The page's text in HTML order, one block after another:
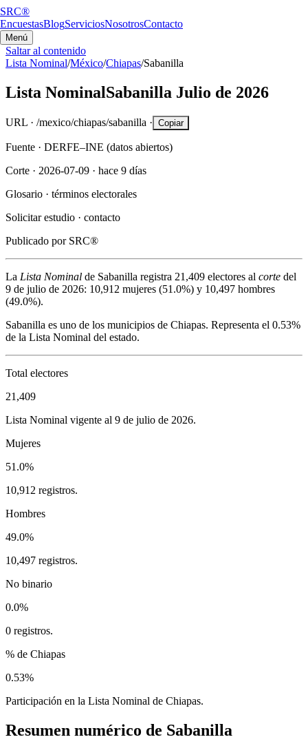
SRC®
EncuestasBlogServiciosNosotrosContacto
Menú
Saltar al contenido
Lista Nominal/México/Chiapas/Sabanilla
Lista NominalSabanilla Julio de 2026
URL · /mexico/chiapas/sabanilla · Copiar
Fuente · DERFE–INE (datos abiertos)
Corte · 2026-07-09 · hace 9 días
Glosario · términos electorales
Solicitar estudio · contacto
Publicado por SRC®
La Lista Nominal de Sabanilla registra 21,409 electores al corte del
9 de julio de 2026: 10,912 mujeres (51.0%) y 10,497 hombres
(49.0%).
Sabanilla es uno de los municipios de Chiapas. Representa el 0.53%
de la Lista Nominal del estado.
Total electores
21,409
Lista Nominal vigente al 9 de julio de 2026.
Mujeres
51.0%
10,912 registros.
Hombres
49.0%
10,497 registros.
No binario
0.0%
0 registros.
% de Chiapas
0.53%
Participación en la Lista Nominal de Chiapas.
Resumen numérico de Sabanilla